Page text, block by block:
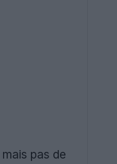
pas de